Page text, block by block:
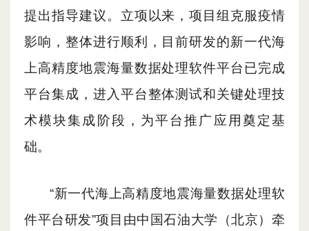
提出指导建议。立项以来，项目组克服疫情
影响，整体进行顺利，目前研发的新一代海
上高精度地震海量数据处理软件平台已完成
平台集成，进入平台整体测试和关键处理技
术模块集成阶段，为平台推广应用奠定基
础。
“新一代海上高精度地震海量数据处理软
件平台研发”项目由中国石油大学（北京）牵